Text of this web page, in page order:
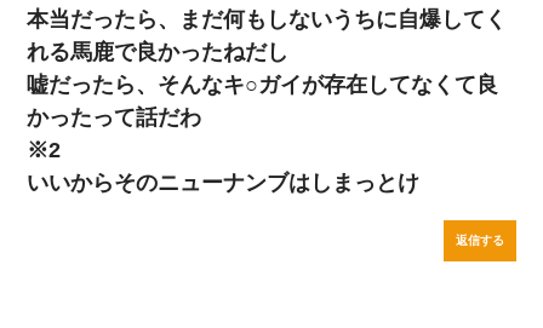
本当だったら、まだ何もしないうちに自爆してく
れる馬鹿で良かったねだし
嘘だったら、そんなキ○ガイが存在してなくて良
かったって話だわ
※2
いいからそのニューナンブはしまっとけ
返信する